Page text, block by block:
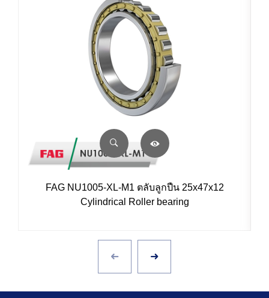
FAG NU1005-XL-M1 ตลับลูกปืน 25x47x12
Cylindrical Roller bearing